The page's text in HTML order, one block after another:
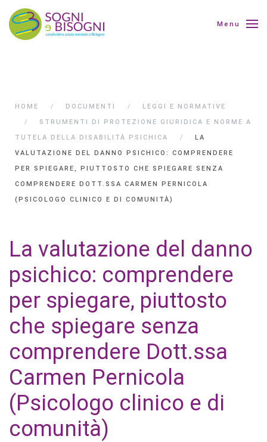
Menu
HOME DOCUMENTI
LEGGI E NORMATIVE
STRUMENTI DI PROTEZIONE GIURIDICA E NORME A
TUTELA DELLA DISABILITÀ PSICHICA
LA
VALUTAZIONE DEL DANNO PSICHICO: COMPRENDERE
PER SPIEGARE, PIUTTOSTO CHE SPIEGARE SENZA
COMPRENDERE DOTT.SSA CARMEN PERNICOLA
(PSICOLOGO CLINICO E DI COMUNITÀ)
La valutazione del danno
psichico: comprendere
per spiegare, piuttosto
che spiegare senza
comprendere Dott.ssa
Carmen Pernicola
(Psicologo clinico e di
comunità)